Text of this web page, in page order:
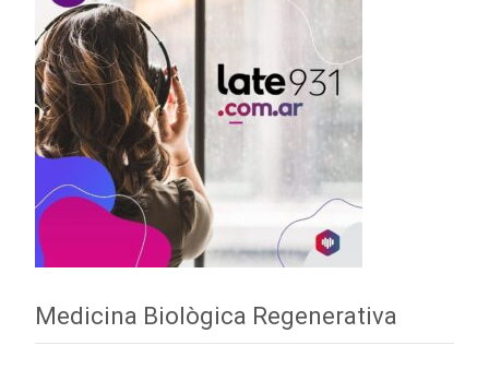
Medicina Biològica Regenerativa